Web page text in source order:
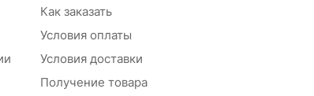
Как заказать
Условия оплаты
Условия доставки
Получение товара